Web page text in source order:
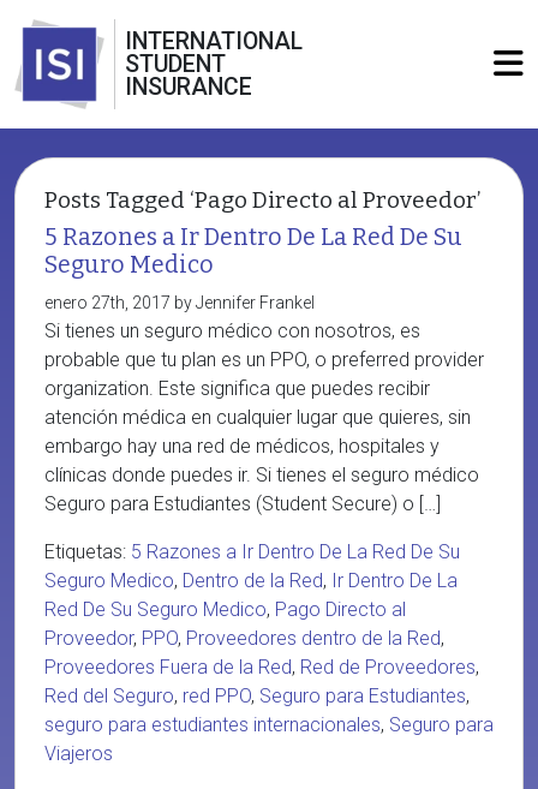
INTERNATIONAL
STUDENT
INSURANCE
Posts Tagged ‘Pago Directo al Proveedor’
5 Razones a Ir Dentro De La Red De Su
Seguro Medico
enero 27th, 2017 by Jennifer Frankel
Si tienes un seguro médico con nosotros, es
probable que tu plan es un PPO, o preferred provider
organization. Este significa que puedes recibir
atención médica en cualquier lugar que quieres, sin
embargo hay una red de médicos, hospitales y
clínicas donde puedes ir. Si tienes el seguro médico
Seguro para Estudiantes (Student Secure) o […]
Etiquetas: 5 Razones a Ir Dentro De La Red De Su
Seguro Medico, Dentro de la Red, Ir Dentro De La
Red De Su Seguro Medico, Pago Directo al
Proveedor, PPO, Proveedores dentro de la Red,
Proveedores Fuera de la Red, Red de Proveedores,
Red del Seguro, red PPO, Seguro para Estudiantes,
seguro para estudiantes internacionales, Seguro para
Viajeros